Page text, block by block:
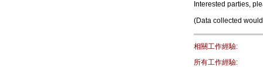
Interested parties,
(Data collected
相關工作經驗:
所有工作經驗: